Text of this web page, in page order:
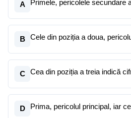
A Primele, pericolele secundare
B Cele din poziția a doua,
C Cea din poziția a treia indică
D Prima, pericolul principal, iar